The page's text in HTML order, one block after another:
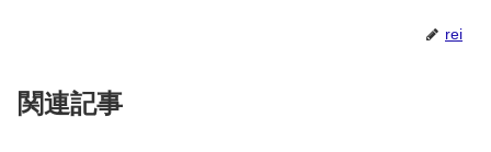
rei
関連記事